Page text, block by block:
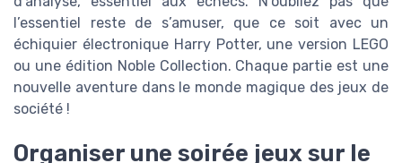
l’essentiel reste de s’amuser, que ce soit avec un
échiquier électronique Harry Potter, une version LEGO
ou une édition Noble Collection. Chaque partie est une
nouvelle aventure dans le monde magique des jeux de
société !
Organiser une soirée jeux sur le